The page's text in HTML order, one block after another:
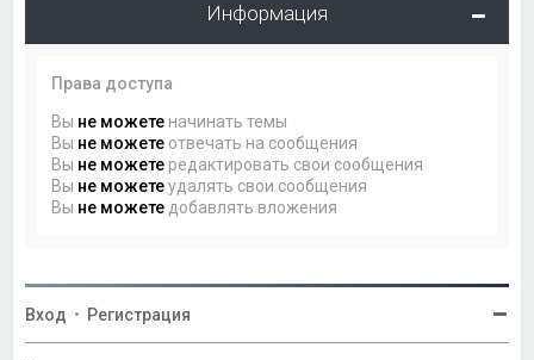
Информация
Права доступа
Вы не можете начинать темы
Вы не можете отвечать на сообщения
Вы не можете редактировать свои сообщения
Вы не можетеудалять свои сообщения
Вы не можете добавлять вложения
Вход • Регистрация